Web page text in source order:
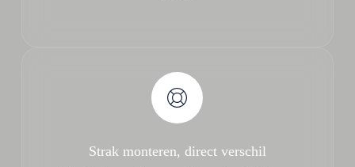
Strak monteren, direct verschil